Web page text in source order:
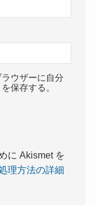
ウザーに自分
保存する。
に Akismet を
理方法の詳細